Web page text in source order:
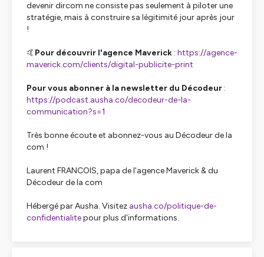
devenir dircom ne consiste pas seulement à piloter une
stratégie, mais à construire sa légitimité jour après jour
!
🤙 Pour découvrir l'agence Maverick : https://agence-
maverick.com/clients/digital-publicite-print
Pour vous abonner à la newsletter du Décodeur :
https://podcast.ausha.co/decodeur-de-la-
communication?s=1
Très bonne écoute et abonnez-vous au Décodeur de la
com !
Laurent FRANCOIS, papa de l'agence Maverick & du
Décodeur de la com
Hébergé par Ausha. Visitez ausha.co/politique-de-
confidentialitepour plus d'informations.